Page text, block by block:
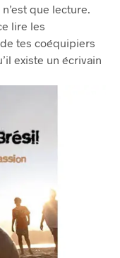
que lecture.
lire les
tes coéquipiers
existe un écrivain